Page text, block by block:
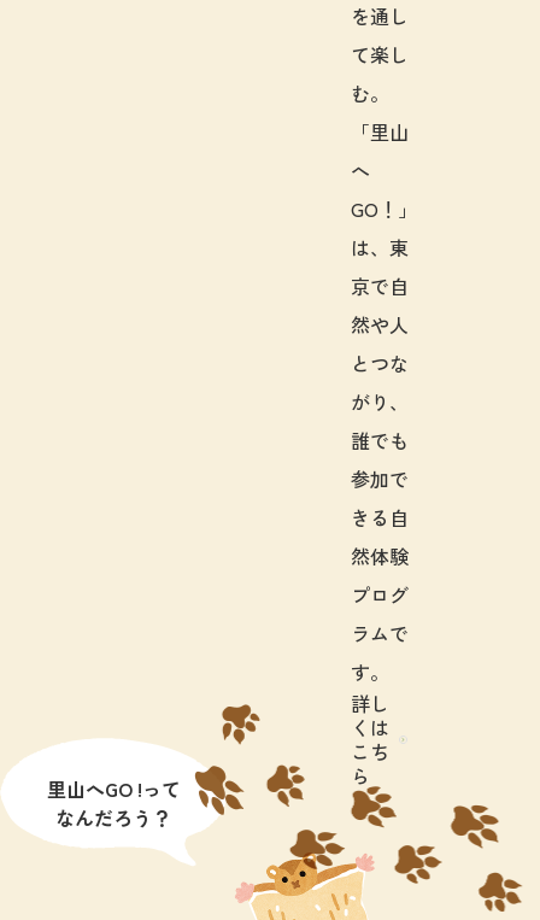
を通し
て楽し
む。
「里山
へ
GO！」
は、東
京で自
然や人
とつな
がり、
誰でも
参加で
きる自
然体験
プログ
ラムで
す。
詳し
くは
こち
ら
里山へGO !って
なんだろう？